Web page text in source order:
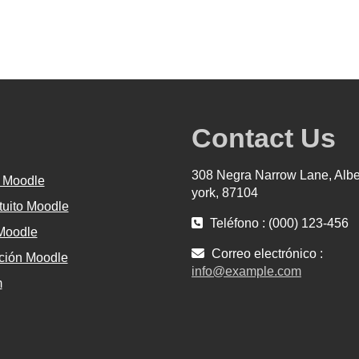
Moodle
Moodle
Contact Us
308 Negra Narrow Lane,
york, 87104
Teléfono : (000) 123-456
Correo electrónico :
info@example.com